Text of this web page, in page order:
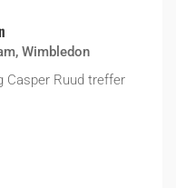
, Wimbledon
Casper Ruud treffer